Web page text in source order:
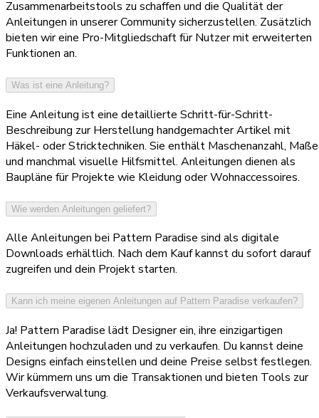
Zusammenarbeitstools zu schaffen und die Qualität der
Anleitungen in unserer Community sicherzustellen. Zusätzlich
bieten wir eine Pro-Mitgliedschaft für Nutzer mit erweiterten
Funktionen an.
Was ist eine Anleitung?
Eine Anleitung ist eine detaillierte Schritt-für-Schritt-
Beschreibung zur Herstellung handgemachter Artikel mit
Häkel- oder Stricktechniken. Sie enthält Maschenanzahl, Maße
und manchmal visuelle Hilfsmittel. Anleitungen dienen als
Baupläne für Projekte wie Kleidung oder Wohnaccessoires.
Wie werden Anleitungen geliefert?
Alle Anleitungen bei Pattern Paradise sind als digitale
Downloads erhältlich. Nach dem Kauf kannst du sofort darauf
zugreifen und dein Projekt starten.
Kann ich meine eigenen Anleitungen auf Pattern Paradise verkaufen?
Ja! Pattern Paradise lädt Designer ein, ihre einzigartigen
Anleitungen hochzuladen und zu verkaufen. Du kannst deine
Designs einfach einstellen und deine Preise selbst festlegen.
Wir kümmern uns um die Transaktionen und bieten Tools zur
Verkaufsverwaltung.